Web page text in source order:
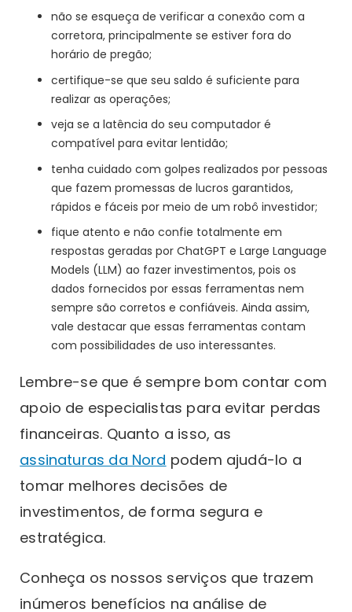
não se esqueça de verificar a conexão com a
corretora, principalmente se estiver fora do
horário de pregão;
certifique-se que seu saldo é suficiente para
realizar as operações;
veja se a latência do seu computador é
compatível para evitar lentidão;
tenha cuidado com golpes realizados por pessoas
que fazem promessas de lucros garantidos,
rápidos e fáceis por meio de um robô investidor;
fique atento e não confie totalmente em
respostas geradas por ChatGPT e Large Language
Models (LLM) ao fazer investimentos, pois os
dados fornecidos por essas ferramentas nem
sempre são corretos e confiáveis. Ainda assim,
vale destacar que essas ferramentas contam
com possibilidades de uso interessantes.
Lembre-se que é sempre bom contar com
apoio de especialistas para evitar perdas
financeiras. Quanto a isso, as
assinaturas da Nord podem ajudá-lo a
tomar melhores decisões de
investimentos, de forma segura e
estratégica.
Conheça os nossos serviços que trazem
inúmeros benefícios na análise de